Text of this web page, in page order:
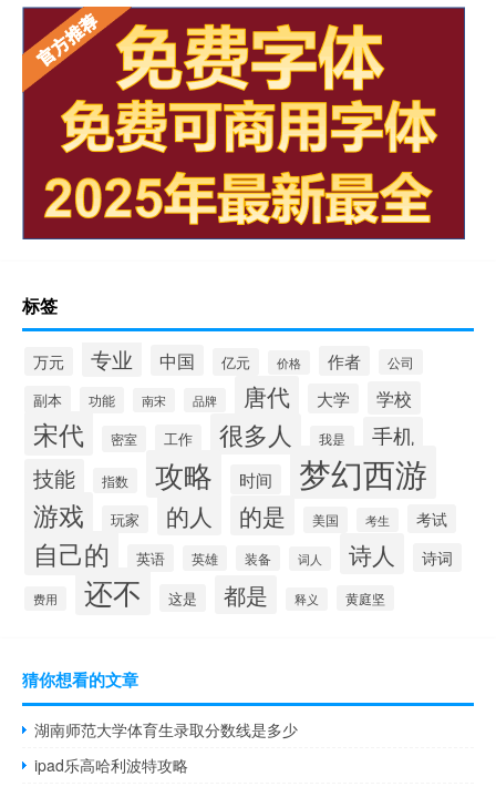
标签
万元 专业 中国 亿元 价格 作者 公司
副本 功能 南宋 品牌 唐代 大学 学校
宋代 密室 工作 很多人 我是
手机
技能
指数 攻略 时间 梦幻西游
游戏 玩家 的人 的是 美国 考生 考试
自己的 英语 英雄 装备 词人 诗人 诗词
费用 还不 这是 都是 释义 黄庭坚
猜你想看的文章
湖南师范大学体育生录取分数线是多少
ipad乐高哈利波特攻略